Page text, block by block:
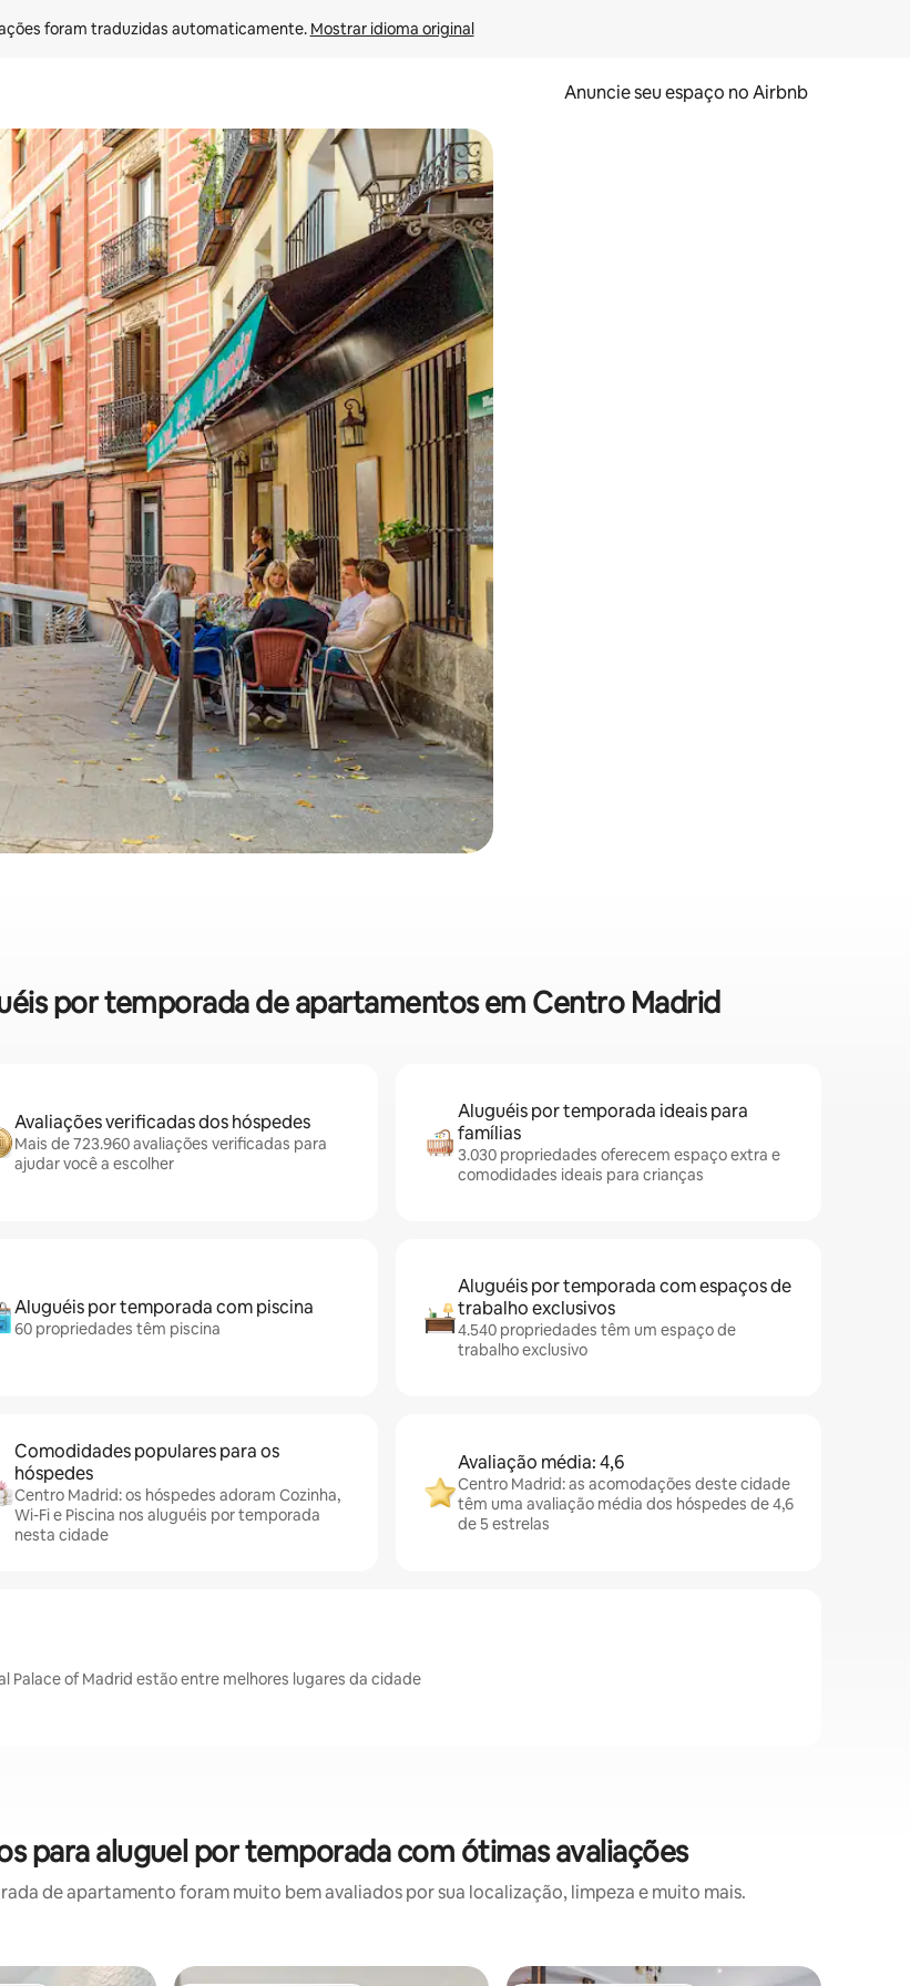
foram traduzidas automaticamente. Mostrar idioma original
Anuncie seu espaço no Airbnb
as seta para cima e para baixo do teclado ou tocando e deslizando o dedo na tela.
por temporada de apartamentos em Centro Madrid
Avaliações verificadas dos hóspedes
Mais de 723.960 avaliações verificadas para
ajudar você a escolher
Aluguéis por temporada ideais para
famílias
3.030 propriedades oferecem espaço extra e
comodidades ideais para crianças
Aluguéis por temporada com piscina
60 propriedades têm piscina
Aluguéis por temporada com espaços de
trabalho exclusivos
4.540 propriedades têm um espaço de
trabalho exclusivo
Comodidades populares para os
hóspedes
Centro Madrid: os hóspedes adoram Cozinha,
Wi-Fi e Piscina nos aluguéis por temporada
nesta cidade
Avaliação média: 4,6
Centro Madrid: as acomodações deste cidade
têm uma avaliação média dos hóspedes de 4,6
de 5 estrelas
Palace of Madrid estão entre melhores lugares da cidade
para aluguel por temporada com ótimas avaliações
de apartamento foram muito bem avaliados por sua localização, limpeza e muito mais.